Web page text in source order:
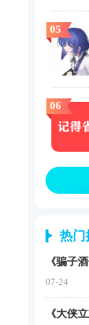
05
06
热门
《骗子
07-24
《大侠